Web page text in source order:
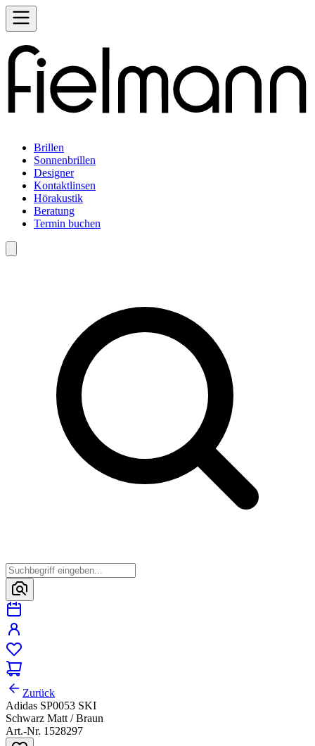
Brillen
Sonnenbrillen
Designer
Kontaktlinsen
Hörakustik
Beratung
Termin buchen
Zurück
Adidas SP0053 SKI
Schwarz Matt / Braun
Art.-Nr. 1528297